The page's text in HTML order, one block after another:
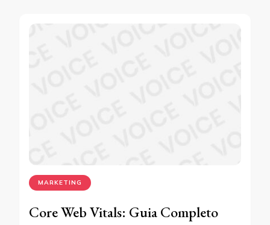
MARKETING
Core Web Vitals: Guia Completo